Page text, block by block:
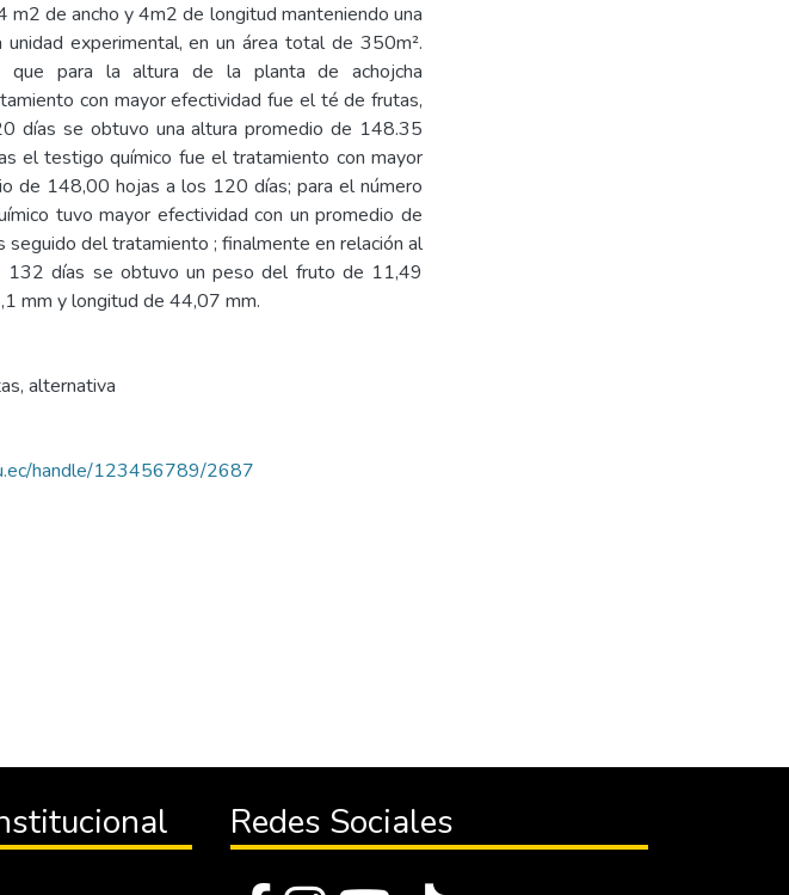
m2 de ancho y 4m2 de longitud manteniendo una
experimental, en un área total de 350m².
que para la altura de la planta de achojcha
con mayor efectividad fue el té de frutas,
días se obtuvo una altura promedio de 148.35
el testigo químico fue el tratamiento con mayor
de 148,00 hojas a los 120 días; para el número
tuvo mayor efectividad con un promedio de
del tratamiento ; finalmente en relación al
días se obtuvo un peso del fruto de 11,49
mm y longitud de 44,07 mm.
alternativa
handle/123456789/2687
Redes Sociales